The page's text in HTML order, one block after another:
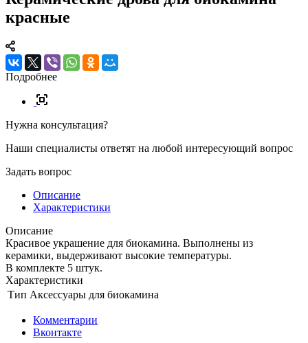
красные
Подробнее
Нужна консультация?
Наши специалисты ответят на любой интересующий вопрос
Задать вопрос
Описание
Характеристики
Описание
Красивое украшение для биокамина. Выполнены из
керамики, выдерживают высокие температуры.
В комплекте 5 штук.
Характеристики
Тип Аксессуары для биокамина
Комментарии
Вконтакте